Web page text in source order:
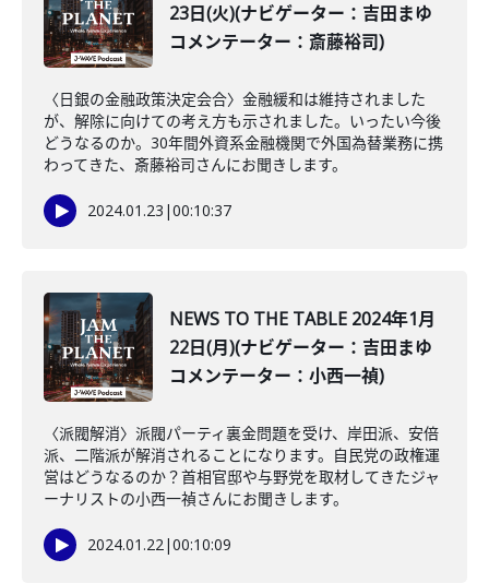
23日(火)(ナビゲーター：吉田まゆ
コメンテーター：斎藤裕司)
〈日銀の金融政策決定会合〉金融緩和は維持されました
が、解除に向けての考え方も示されました。いったい今後
どうなるのか。30年間外資系金融機関で外国為替業務に携
わってきた、斎藤裕司さんにお聞きします。
2024.01.23 |00:10:37
NEWS TO THE TABLE 2024年1月
22日(月)(ナビゲーター：吉田まゆ
コメンテーター：小西一禎)
〈派閥解消〉派閥パーティ裏金問題を受け、岸田派、安倍
派、二階派が解消されることになります。自民党の政権運
営はどうなるのか？首相官邸や与野党を取材してきたジャ
ーナリストの小西一禎さんにお聞きします。
2024.01.22|00:10:09